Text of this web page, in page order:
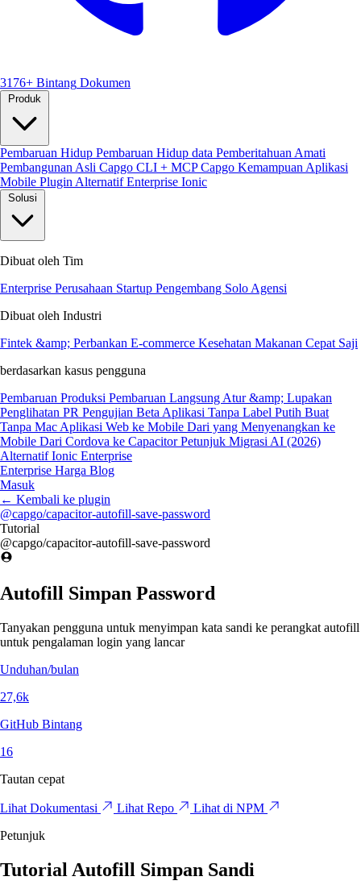
3176+ Bintang Dokumen
Produk
Pembaruan Hidup Pembaruan Hidup data Pemberitahuan Amati
Pembangunan Asli Capgo CLI + MCPCapgo Kemampuan Aplikasi
Mobile Plugin Alternatif Enterprise Ionic
Solusi
Dibuat oleh Tim
Enterprise Perusahaan Startup Pengembang Solo Agensi
Dibuat oleh Industri
Fintek &amp; Perbankan E-commerce Kesehatan Makanan Cepat Saji
berdasarkan kasus pengguna
Pembaruan Produksi Pembaruan Langsung Atur &amp; Lupakan
Penglihatan PR Pengujian Beta Aplikasi Tanpa Label Putih Buat
Tanpa Mac Aplikasi Web ke Mobile Dari yang Menyenangkan ke
Mobile Dari Cordova ke CapacitorPetunjuk Migrasi AI (2026)
Alternatif Ionic Enterprise
Enterprise Harga Blog
Masuk
← Kembali ke plugin
@capgo/capacitor-autofill-save-password
Tutorial
@capgo/capacitor-autofill-save-password
Autofill Simpan Password
Tanyakan pengguna untuk menyimpan kata sandi ke perangkat autofill
untuk pengalaman login yang lancar
Unduhan/bulan
27,6k
GitHub Bintang
16
Tautan cepat
Lihat Dokumentasi Lihat Repo
Lihat di NPM
Petunjuk
Tutorial Autofill Simpan Sandi